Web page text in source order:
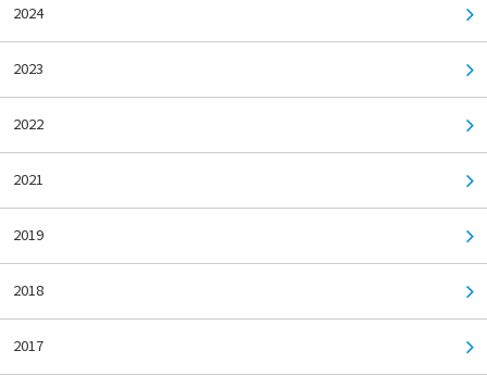
2024
2023
2022
2021
2019
2018
2017